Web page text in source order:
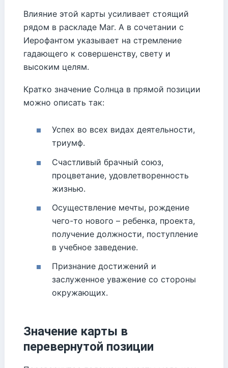
Влияние этой карты усиливает стоящий
рядом в раскладе Маг. А в сочетании с
Иерофантом указывает на стремление
гадающего к совершенству, свету и
высоким целям.
Кратко значение Солнца в прямой позиции
можно описать так:
Успех во всех видах деятельности,
триумф.
Счастливый брачный союз,
процветание, удовлетворенность
жизнью.
Осуществление мечты, рождение
чего-то нового – ребенка, проекта,
получение должности, поступление
в учебное заведение.
Признание достижений и
заслуженное уважение со стороны
окружающих.
Значение карты в
перевернутой позиции